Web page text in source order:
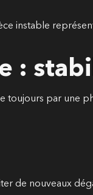
instable
:
toujours par une
de nouveaux